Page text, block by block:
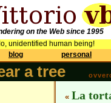
on the Web since 1995
unidentified human being!
blog personal
a tree
« La